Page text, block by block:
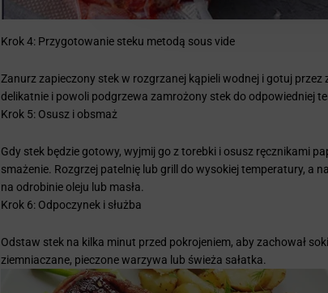
Krok 4: Przygotowanie steku metodą sous vide
Zanurz zapieczony stek w rozgrzanej kąpieli wodnej i gotuj
delikatnie i powoli podgrzewa zamrożony stek do odpowiedniej
Krok 5: Osusz i obsmaż
Gdy stek będzie gotowy, wyjmij go z torebki i osusz ręcznikami
smażenie. Rozgrzej patelnię lub grill do wysokiej temperatury, a
na odrobinie oleju lub masła.
Krok 6: Odpoczynek i służba
Odstaw stek na kilka minut przed pokrojeniem, aby zachował
ziemniaczane, pieczone warzywa lub świeża sałatka.